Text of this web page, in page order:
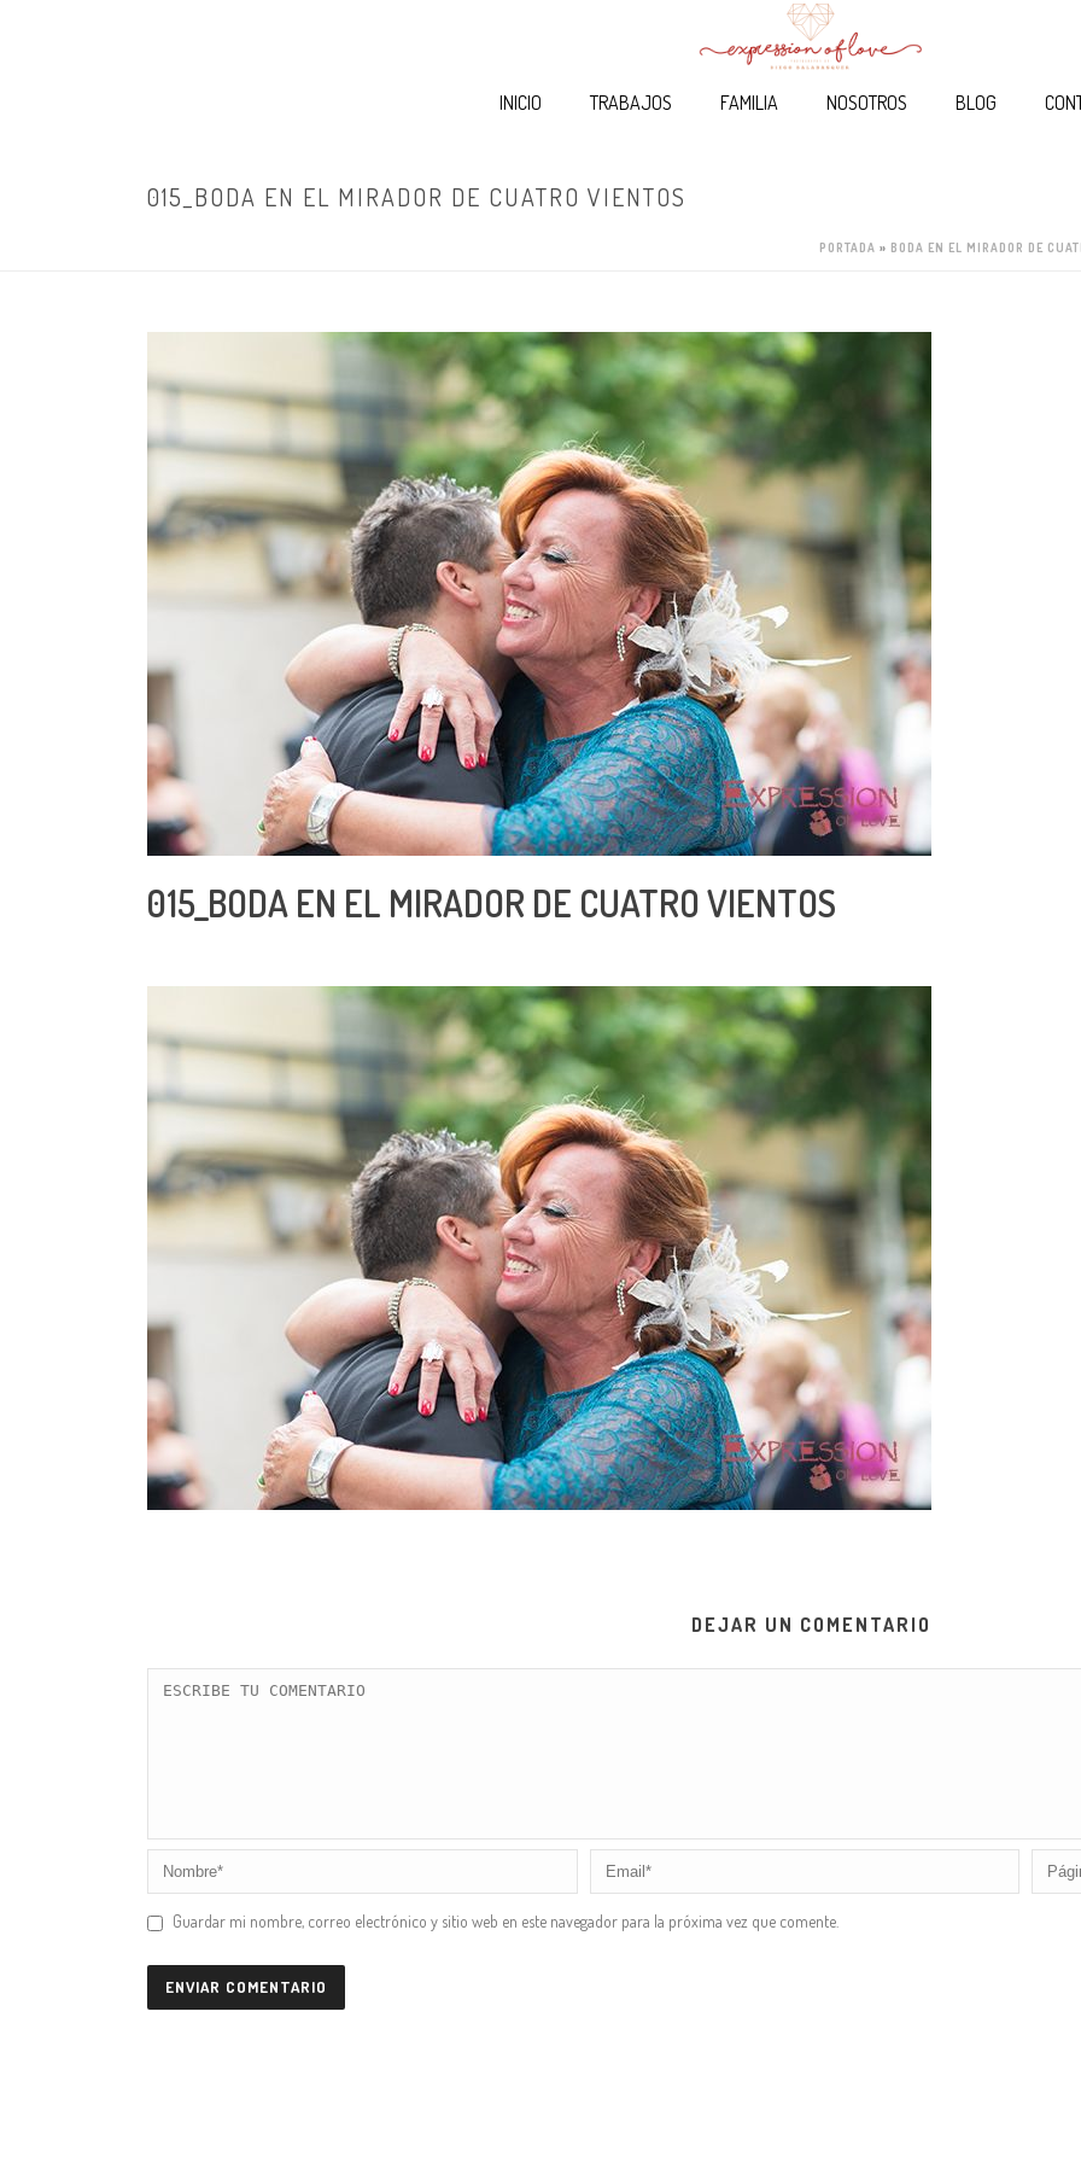
INICIO TRABAJOS FAMILIA NOSOTROS BLOG
015_BODA EN EL MIRADOR DE CUATRO VIENTOS
PORTADA » BODA EN EL MIRADOR DE
015_BODA EN EL MIRADOR DE CUATRO VIENTOS
DEJAR UN COMENTARIO
Guardar mi nombre, correo electrónico y sitio web en este navegador para la próxima vez que comente.